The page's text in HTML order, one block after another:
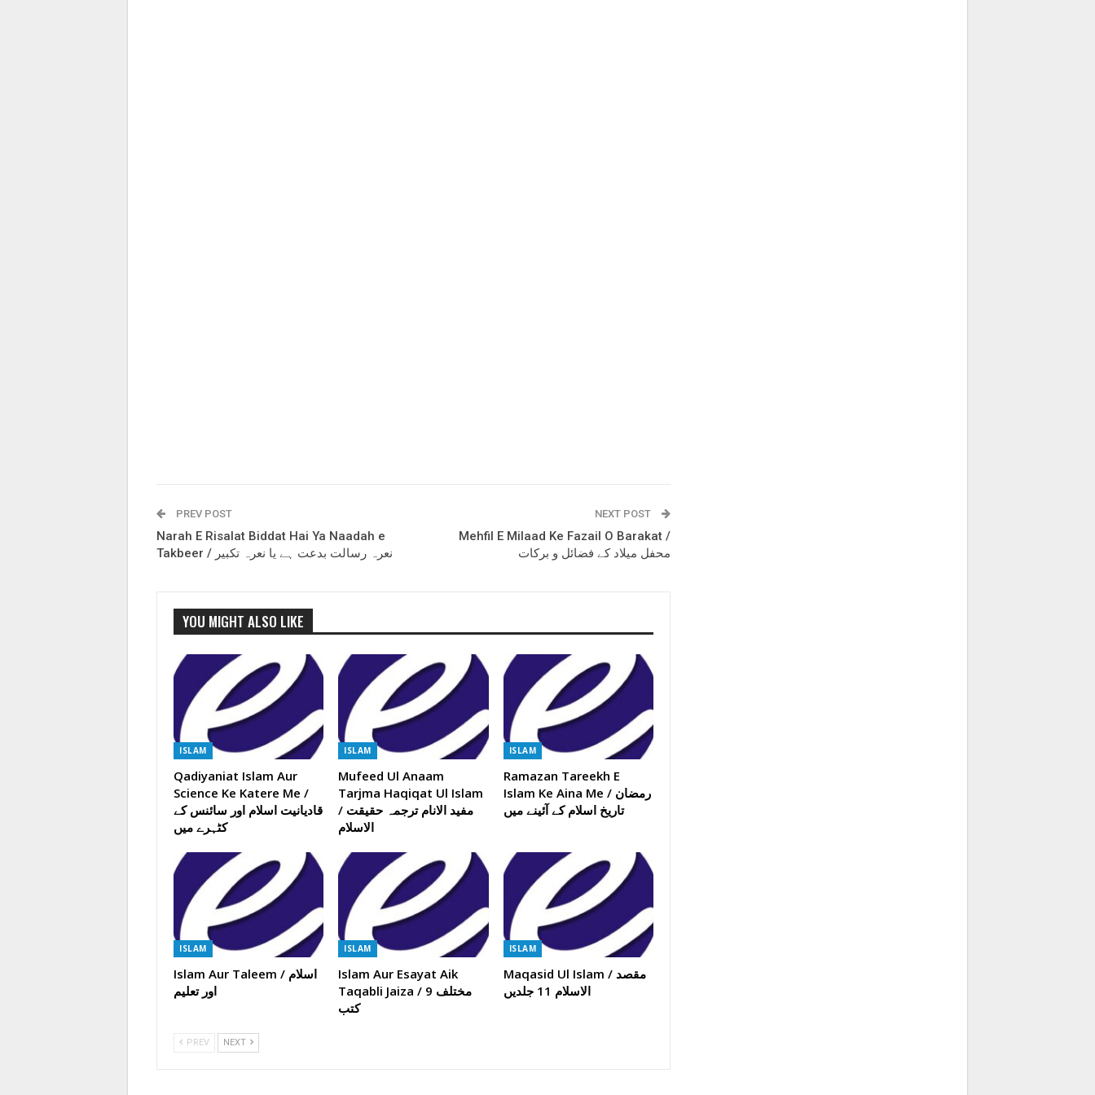
PREV POST
Narah E Risalat Biddat Hai Ya Naadah e
Takbeer / نعرہ رسالت بدعت ہے یا نعرہ تکبیر
NEXT POST
Mehfil E Milaad Ke Fazail O Barakat /
محفل میلاد کے فضائل و برکات
YOU MIGHT ALSO LIKE
ISLAM
Qadiyaniat Islam Aur
Science Ke Katere Me /
قادیانیت اسلام اور سائنس کے
کٹہرے میں
ISLAM
Mufeed Ul Anaam
Tarjma Haqiqat Ul Islam
/ مفید الانام ترجمہ حقیقت
الاسلام
ISLAM
Ramazan Tareekh E
Islam Ke Aina Me / رمضان
تاریخ اسلام کے آئینے میں
ISLAM
Islam Aur Taleem / اسلام
اور تعلیم
ISLAM
Islam Aur Esayat Aik
Taqabli Jaiza / 9 مختلف
کتب
ISLAM
Maqasid Ul Islam / مقصد
الاسلام 11 جلدیں
PREV NEXT